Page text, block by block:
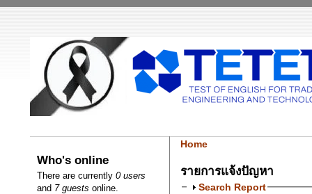
Who's online
There are currently0 users
and 7 guests online.
Home
รายการแจ้งปัญหา
Search Report